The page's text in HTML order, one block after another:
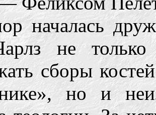
началась
не только
сборы
но и